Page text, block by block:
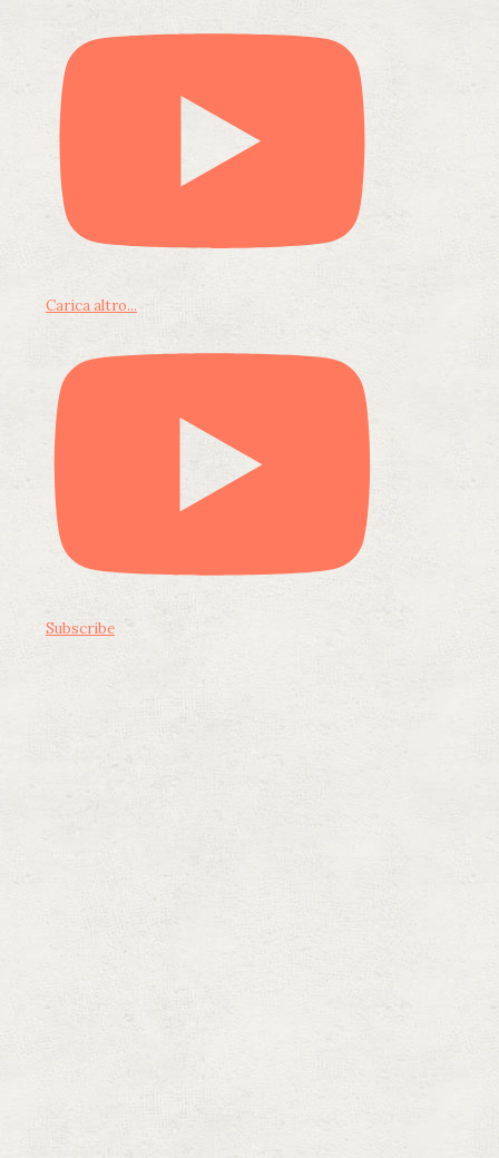
Carica altro...
Subscribe